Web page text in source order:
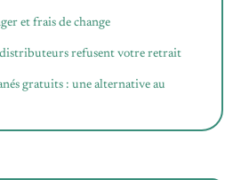
et frais de change
refusent votre retrait
gratuits : une alternative au